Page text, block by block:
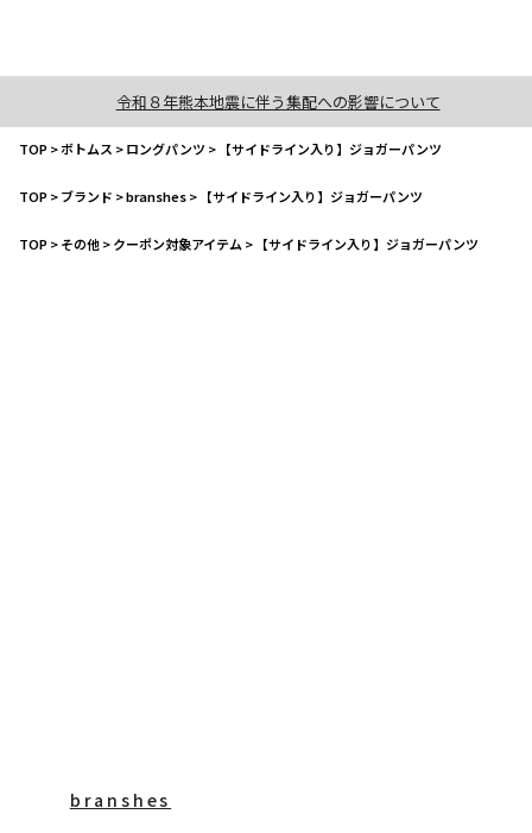
令和８年熊本地震に伴う集配への影響について
TOP>ボトムス >ロングパンツ > 【サイドライン入り】ジョガーパンツ
TOP>ブランド >branshes> 【サイドライン入り】ジョガーパンツ
TOP>その他>クーポン対象アイテム > 【サイドライン入り】ジョガーパンツ
branshes